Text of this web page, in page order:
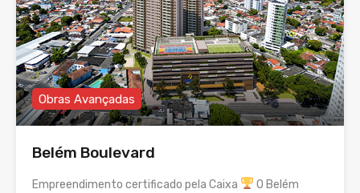
Obras Avançadas
Belém Boulevard
Empreendimento certificado pela Caixa
O Belém